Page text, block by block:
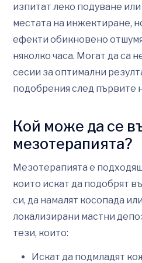
изпитат леко подуване
местата на инжектиране,
ефекти обикновено
няколко часа. Могат да са
сесии за оптимални
подобрения след първите
Кой може да се
мезотерапията?
Мезотерапията е
които искат да подобрят
си, да намалят косопада
локализирани мастни
тези, които:
Искат да подмладят